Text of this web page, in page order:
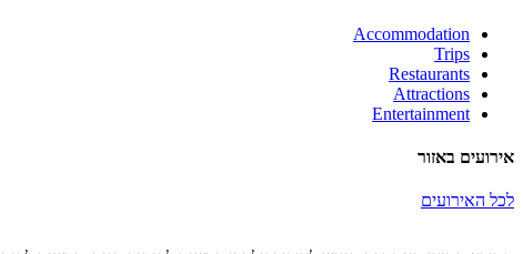
Accommodation
Trips
Restaurants
Attractions
Entertainment
אירועים באזור
לכל האירועים